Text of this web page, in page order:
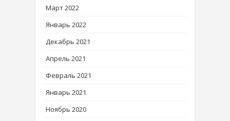
Март 2022
Январь 2022
Декабрь 2021
Апрель 2021
Февраль 2021
Январь 2021
Ноябрь 2020